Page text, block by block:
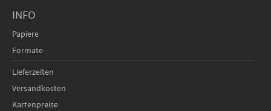
INFO
Papiere
Formate
Lieferzeiten
Versandkosten
Kartenpreise